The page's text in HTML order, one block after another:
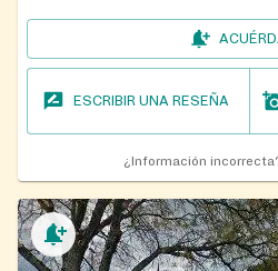
ESCRIBIR UNA RESEÑA
¿Información